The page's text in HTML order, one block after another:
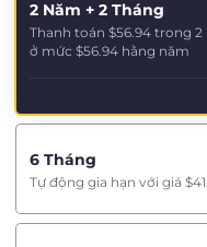
2 Năm + 2 Tháng
Thanh toán $56.94 trong 2
ở mức $56.94 hằng năm
6 Tháng
Tự động gia hạn với giá